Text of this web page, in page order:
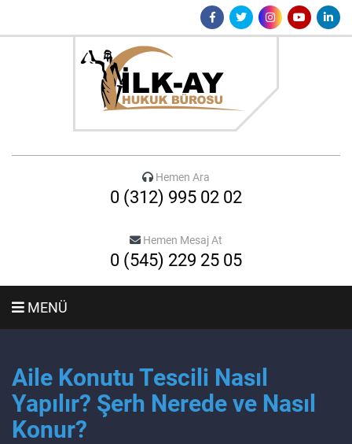
Hemen Ara
0 (312) 995 02 02
Hemen Mesaj At
0 (545) 229 25 05
MENÜ
Aile Konutu Tescili Nasıl
Yapılır? Şerh Nerede ve Nasıl
Konur?